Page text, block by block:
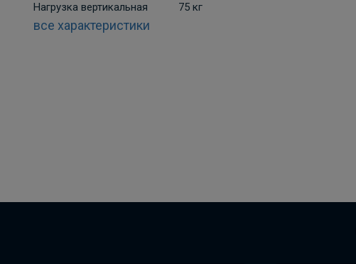
Нагрузка вертикальная
75 кг
все характеристики